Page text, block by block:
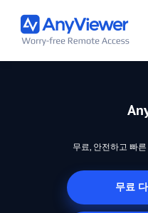
무료, 안전하고 빠
무료